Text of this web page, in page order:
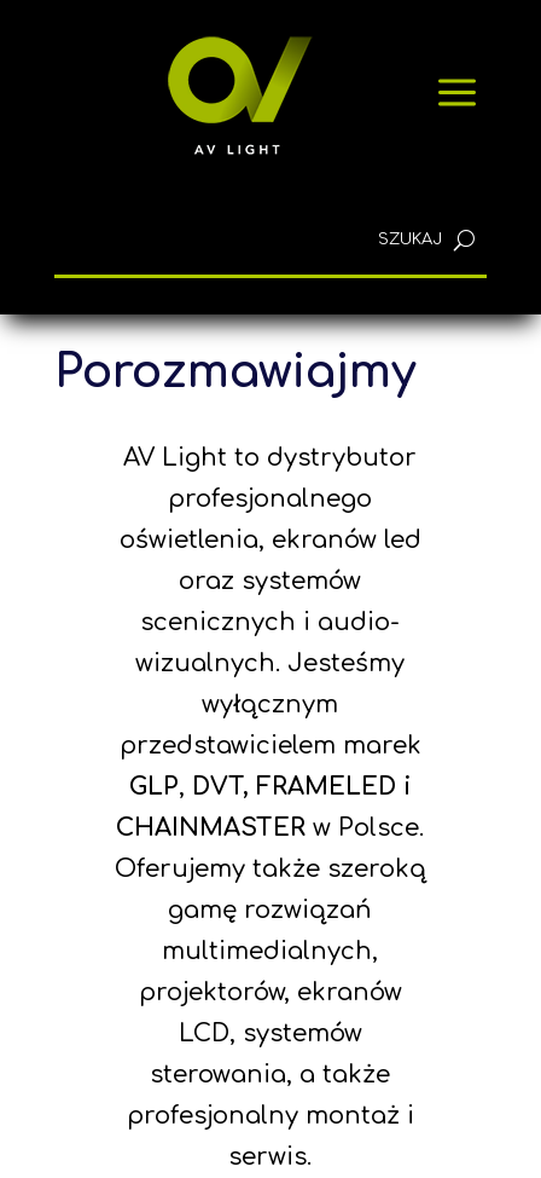
a
KONTAKT
Porozmawiajmy
AV Light to dystrybutor
profesjonalnego
oświetlenia, ekranów led
oraz systemów
scenicznych i audio-
wizualnych. Jesteśmy
wyłącznym
przedstawicielem marek
GLP, DVT, FRAMELED i
CHAINMASTER w Polsce.
Oferujemy także szeroką
gamę rozwiązań
multimedialnych,
projektorów, ekranów
LCD, systemów
sterowania, a także
profesjonalny montaż i
serwis.